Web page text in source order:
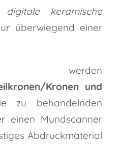
digitale keramische
überwiegend einer
werden
Kronen und
zu behandelnden
einen Mundscanner
Abdruckmaterial